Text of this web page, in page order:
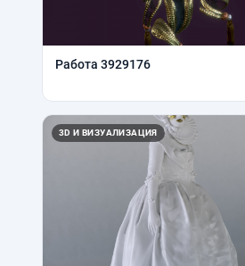
Работа 3929176
3D И ВИЗУАЛИЗАЦИЯ